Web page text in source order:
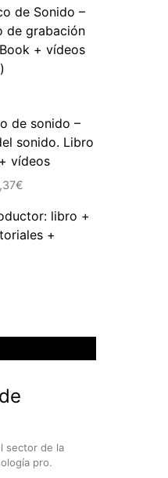
de Sonido –
de grabación
+ vídeos
de sonido –
sonido. Libro
vídeos
€
actual
es:
libro +
+
sector de la
pro.